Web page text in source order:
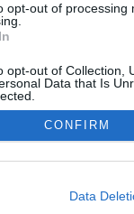
opt-out of processing
opt-out of Collection,
Data that Is
CONFIRM
Data
el intento del PP de